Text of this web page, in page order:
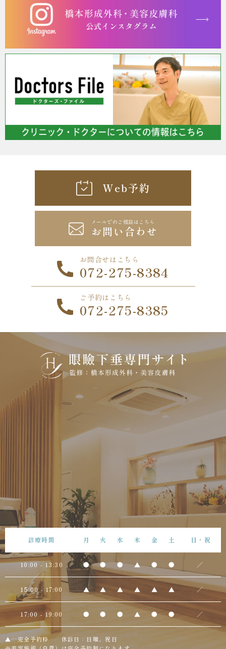
Web予約
メールでのご相談はこちら
お問い合わせ
お問合せはこちら
072-275-8384
ご予約はこちら
072-275-8385
診療時間 月 火 水 木 金 土 日・祝
10:00 - 13:30 ● ● ● ▲ ● ● ／
15:00 - 17:00 ▲ ▲ ▲ ▲ ▲ ▲ ／
17:00 - 19:00 ● ● ● ▲ ● ● ／
▲…完全予約枠 休診日：日曜、祝日